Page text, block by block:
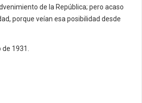
de la República; pero acaso
porque veían esa posibilidad desde
de 1931.